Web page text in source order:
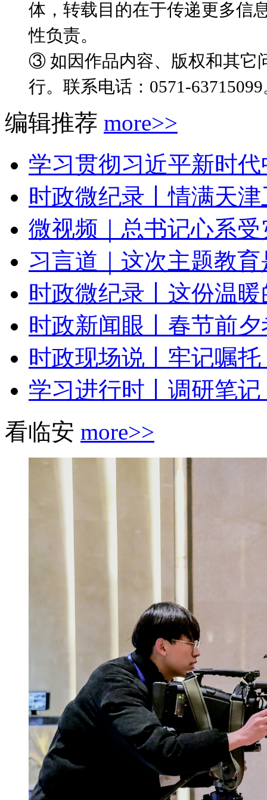
体，转载目的在于传递更多信
性负责。
③ 如因作品内容、版权和其它
行。联系电话：0571-63715099
编辑推荐 more>>
学习贯彻习近平新时
时政微纪录丨情满天
微视频｜总书记心系受
习言道｜这次主题教
时政微纪录丨这份温
时政新闻眼丨春节前
时政现场说丨牢记嘱
学习进行时丨调研笔
看临安 more>>